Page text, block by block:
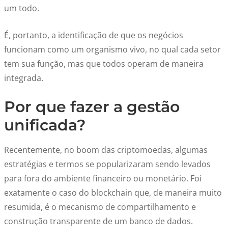
um todo.
É, portanto, a identificação de que os negócios
funcionam como um organismo vivo, no qual cada setor
tem sua função, mas que todos operam de maneira
integrada.
Por que fazer a gestão
unificada?
Recentemente, no boom das criptomoedas, algumas
estratégias e termos se popularizaram sendo levados
para fora do ambiente financeiro ou monetário. Foi
exatamente o caso do blockchain que, de maneira muito
resumida, é o mecanismo de compartilhamento e
construção transparente de um banco de dados.